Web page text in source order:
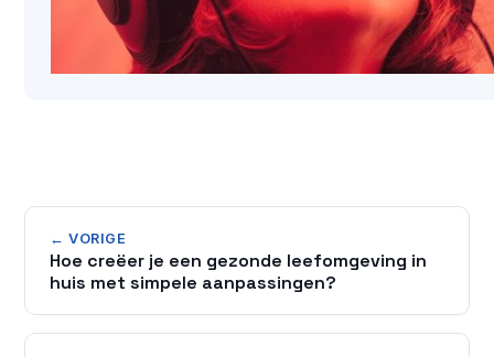
← VORIGE
Hoe creëer je een gezonde leefomgeving in
huis met simpele aanpassingen?